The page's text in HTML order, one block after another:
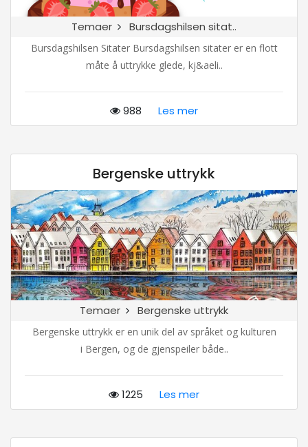
Temaer Bursdagshilsen sitat..
Bursdagshilsen Sitater Bursdagshilsen sitater er en flott
måte å uttrykke glede, kj&aeli..
988 Les mer
Bergenske uttrykk
Temaer Bergenske uttrykk
Bergenske uttrykk er en unik del av språket og kulturen
i Bergen, og de gjenspeiler både..
1225 Les mer